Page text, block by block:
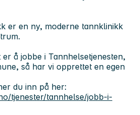
er en ny, moderne tannklinikk
å jobbe i Tannhelsetjenesten,
så har vi opprettet en egen
du inn på her:
tjenester/tannhelse/jobb-i-